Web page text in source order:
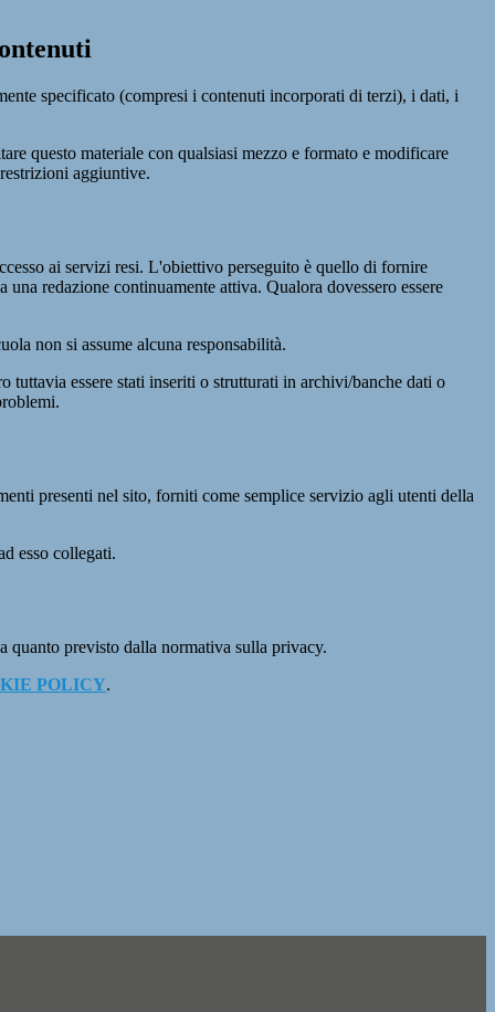
specificato (compresi i contenuti incorporati di terzi), i dati, i
questo materiale con qualsiasi mezzo e formato e modificare
aggiuntive.
ai servizi resi. L'obiettivo perseguito è quello di fornire
redazione continuamente attiva. Qualora dovessero essere
non si assume alcuna responsabilità.
essere stati inseriti o strutturati in archivi/banche dati o
presenti nel sito, forniti come semplice servizio agli utenti della
esso collegati.
quanto previsto dalla normativa sulla privacy.
POLICY.